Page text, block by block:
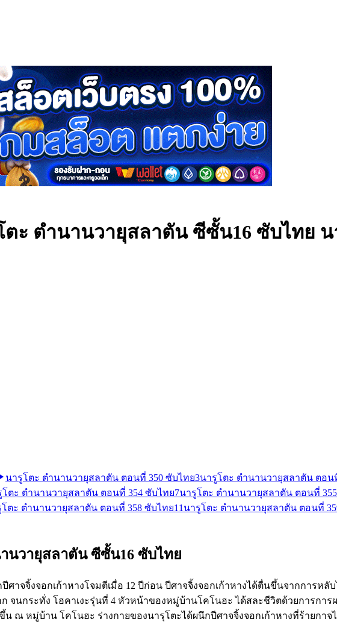
ตะ ตำนานวายุสลาตัน ซีซั้น16 ซับไทย น
นารูโตะ ตำนานวายุสลาตัน ตอนที่ 350 ซับไทย3นารูโตะ ตำนานวายุสลาตัน ตอน
โตะ ตำนานวายุสลาตัน ตอนที่ 354 ซับไทย7นารูโตะ ตำนานวายุสลาตัน ตอนที่
โตะ ตำนานวายุสลาตัน ตอนที่ 358 ซับไทย11 นารูโตะ ตำนานวายุสลาตัน ตอนที่
นวายุสลาตัน ซีซั้น16 ซับไทย
าจจิ้งจอกเก้าหางโจมตีเมื่อ 12 ปีก่อน ปีศาจจิ้งจอกเก้าหางได้ตื่นขึ้นจากการห
จนกระทั่ง โฮคาเงะรุ่นที่ 4 หัวหน้าของหมู่บ้านโคโนฮะ ได้สละชีวิตด้วยการการ
น ณ หมู่บ้าน โคโนฮะ ร่างกายของนารุโตะได้ผนึกปีศาจจิ้งจอกเก้าหางที่ร้ายกา